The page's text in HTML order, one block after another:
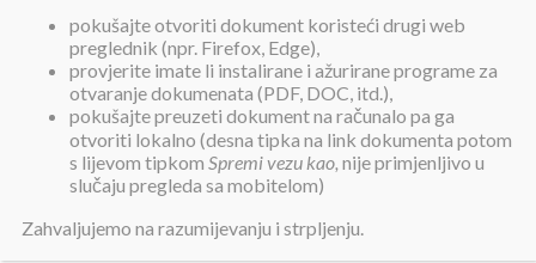
Pojašnjenje dokumentacije o nabavi
– opskrba prirodnim plinom
Objavljeno:27. listopada 2017.
pokušajte otvoriti dokument koristeći drugi web
preglednik (npr. Firefox, Edge),
provjerite imate li instalirane i ažurirane programe za
otvaranje dokumenata (PDF, DOC, itd.),
pokušajte preuzeti dokument na računalo pa ga
otvoriti lokalno (desna tipka na link dokumenta potom
s lijevom tipkom Spremi vezu kao, nije primjenljivo u
slučaju pregleda sa mobitelom)
Zahvaljujemo na razumijevanju i strpljenju.